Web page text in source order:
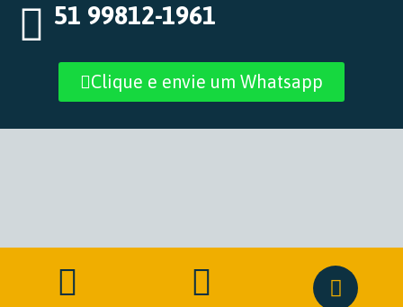
51 99812-1961
Clique e envie um Whatsapp